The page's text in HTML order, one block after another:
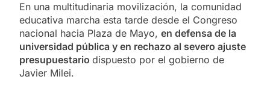
En una multitudinaria movilización, la comunidad
educativa marcha esta tarde desde el Congreso
nacional hacia Plaza de Mayo, en defensa de la
universidad pública y en rechazo al severo ajuste
presupuestario dispuesto por el gobierno de
Javier Milei.